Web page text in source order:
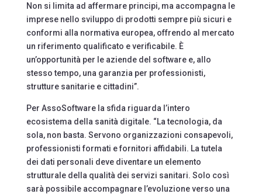
Non si limita ad affermare principi, ma accompagna le
imprese nello sviluppo di prodotti sempre più sicuri e
conformi alla normativa europea, offrendo al mercato
un riferimento qualificato e verificabile. È
un’opportunità per le aziende del software e, allo
stesso tempo, una garanzia per professionisti,
strutture sanitarie e cittadini”.
Per AssoSoftware la sfida riguarda l’intero
ecosistema della sanità digitale. “La tecnologia, da
sola, non basta. Servono organizzazioni consapevoli,
professionisti formati e fornitori affidabili. La tutela
dei dati personali deve diventare un elemento
strutturale della qualità dei servizi sanitari. Solo così
sarà possibile accompagnare l’evoluzione verso una